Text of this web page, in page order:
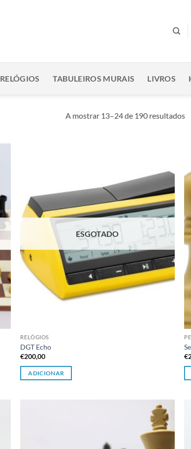
RELÓGIOS TABULEIROS MURAIS LIVROS
A mostrar 13–24 de 190 resultados
Adicionar
à lista de
ESGOTADO
RELÓGIOS
DGT Echo
€200,00
ADICIONAR
€
Adicionar
à lista de